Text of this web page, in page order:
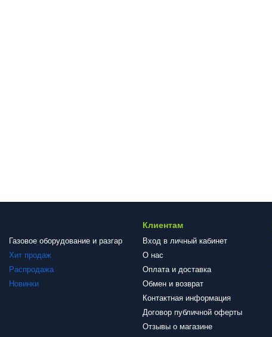
Газовое оборудование и разгар
Хит продаж
Распродажа
Новинки
Клиентам
Вход в личный кабинет
О нас
Оплата и доставка
Обмен и возврат
Контактная информация
Договор публичной оферты
Отзывы о магазине